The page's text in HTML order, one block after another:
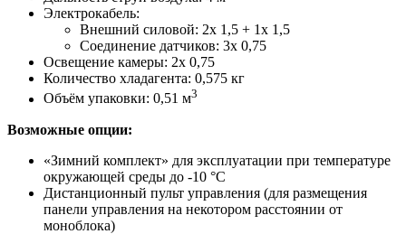
Электрокабель:
Внешний силовой: 2х 1,5 + 1х 1,5
Соединение датчиков: 3х 0,75
Освещение камеры: 2х 0,75
Количество хладагента: 0,575 кг
Объём упаковки: 0,51 м3
Возможные опции:
«Зимний комплект» для эксплуатации при температуре
окружающей среды до -10 °C
Дистанционный пульт управления (для размещения
панели управления на некотором расстоянии от
моноблока)